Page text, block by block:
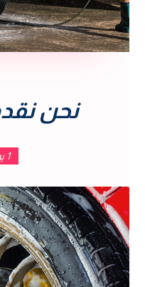
نحن
1 يونيو 2024